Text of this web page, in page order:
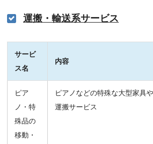
運搬・輸送系サービス
サービ
ス名
内容
ピア
ノ・特
殊品の
移動・
ピアノなどの特殊な大型家具
運搬サービス